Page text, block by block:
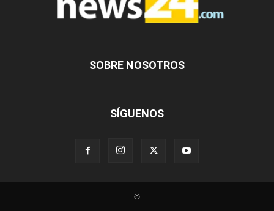
SOBRE NOSOTROS
SÍGUENOS
©